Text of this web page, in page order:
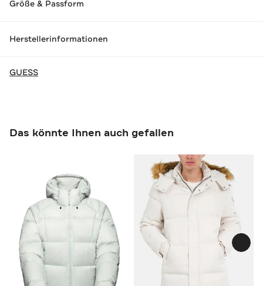
Größe & Passform
Herstellerinformationen
GUESS
Das könnte Ihnen auch gefallen